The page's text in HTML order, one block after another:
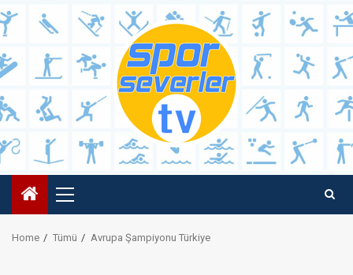
Skip
to
Primary
Menu
Home Tümü Avrupa Şampiyonu Türkiye